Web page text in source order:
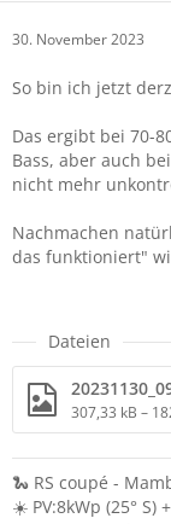
30. November 2023
So bin ich jetzt
Das ergibt bei 70-
Bass, aber auch
nicht mehr
Nachmachen
das funktioniert"
Dateien
307,33 kB –
🐍 RS coupé -
☀️ PV:8kWp (25° S)